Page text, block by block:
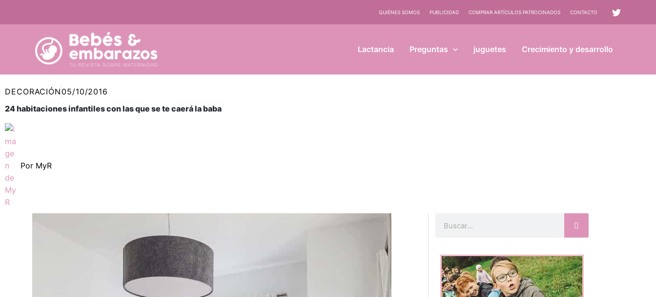
QUIÉNES SOMOS PUBLICIDAD COMPRAR ARTÍCULOS PATROCINADOS CONTACTO
Lactancia Preguntas juguetes Crecimiento y desarrollo
DECORACIÓN 05/10/2016
24 habitaciones infantiles con las que se te caerá la baba
Por MyR